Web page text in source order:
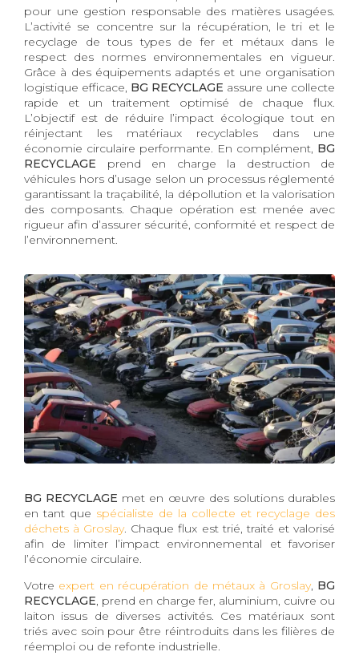
pour une gestion responsable des matières usagées.
L’activité se concentre sur la récupération, le tri et le
recyclage de tous types de fer et métaux dans le
respect des normes environnementales en vigueur.
Grâce à des équipements adaptés et une organisation
logistique efficace, BG RECYCLAGE assure une collecte
rapide et un traitement optimisé de chaque flux.
L’objectif est de réduire l’impact écologique tout en
réinjectant les matériaux recyclables dans une
économie circulaire performante. En complément, BG
RECYCLAGE prend en charge la destruction de
véhicules hors d’usage selon un processus réglementé
garantissant la traçabilité, la dépollution et la valorisation
des composants. Chaque opération est menée avec
rigueur afin d’assurer sécurité, conformité et respect de
l’environnement.
BG RECYCLAGE met en œuvre des solutions durables
en tant que spécialiste de la collecte et recyclage des
déchets à Groslay. Chaque flux est trié, traité et valorisé
afin de limiter l’impact environnemental et favoriser
l’économie circulaire.
Votre expert en récupération de métaux à Groslay, BG
RECYCLAGE, prend en charge fer, aluminium, cuivre ou
laiton issus de diverses activités. Ces matériaux sont
triés avec soin pour être réintroduits dans les filières de
réemploi ou de refonte industrielle.